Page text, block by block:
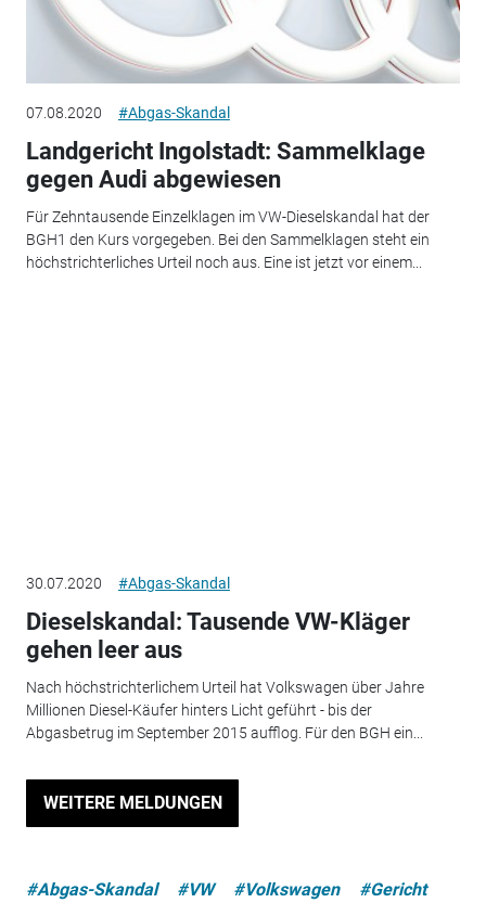
07.08.2020 #Abgas-Skandal
Landgericht Ingolstadt: Sammelklage
gegen Audi abgewiesen
Für Zehntausende Einzelklagen im VW-Dieselskandal hat der
BGH1 den Kurs vorgegeben. Bei den Sammelklagen steht ein
höchstrichterliches Urteil noch aus. Eine ist jetzt vor einem...
30.07.2020 #Abgas-Skandal
Dieselskandal: Tausende VW-Kläger
gehen leer aus
Nach höchstrichterlichem Urteil hat Volkswagen über Jahre
Millionen Diesel-Käufer hinters Licht geführt - bis der
Abgasbetrug im September 2015 aufflog. Für den BGH ein...
WEITERE MELDUNGEN
#Abgas-Skandal #VW #Volkswagen
#Gericht